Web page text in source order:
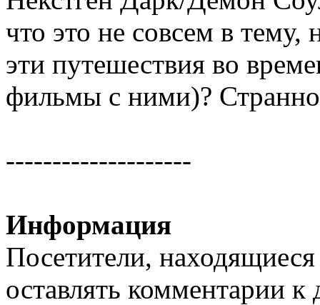
что это не совсем в
эти путешествия во
фильмы с ними)?
--------------------
Информация
Посетители,
оставлять комментарии